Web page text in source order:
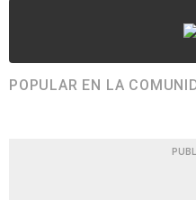
POPULAR EN LA